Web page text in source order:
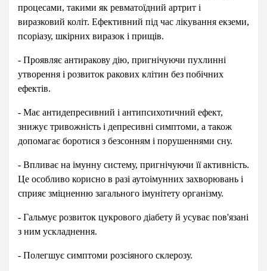
процесами, такими як ревматоїдний артрит і
виразковий коліт. Ефективний під час лікування екземи,
псоріазу, шкірних виразок і прищів.
- Проявляє антиракову дію, пригнічуючи пухлинні
утворення і розвиток ракових клітин без побічних
ефектів.
- Має антидепресивний і антипсихотичний ефект,
знижує тривожність і депресивні симптоми, а також
допомагає боротися з безсонням і порушеннями сну.
- Впливає на імунну систему, пригнічуючи її активність.
Це особливо корисно в разі аутоімунних захворювань і
сприяє зміцненню загального імунітету організму.
- Гальмує розвиток цукрового діабету й усуває пов'язані
з ним ускладнення.
- Полегшує симптоми розсіяного склерозу.